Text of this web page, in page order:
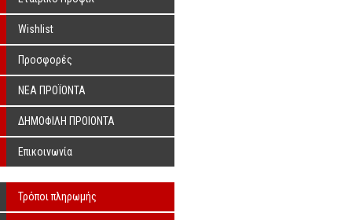
Wishlist
Προσφορές
ΝΕΑ ΠΡΟΪΟΝΤΑ
ΔΗΜΟΦΙΛΗ ΠΡΟΙΟΝΤΑ
Επικοινωνία
Τρόποι πληρωμής